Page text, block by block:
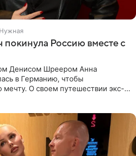
Россию вместе с
Денисом Шреером Анна
в Германию, чтобы
О своем путешествии экс-